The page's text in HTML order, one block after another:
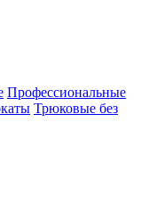
Профессиональные
Трюковые без